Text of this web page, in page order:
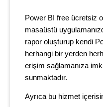
Power BI free ücretsiz
masaüstü
rapor oluşturup kendi
herhangi bir yerden
erişim sağlamanıza
sunmaktadır.
Ayrıca bu hizmet